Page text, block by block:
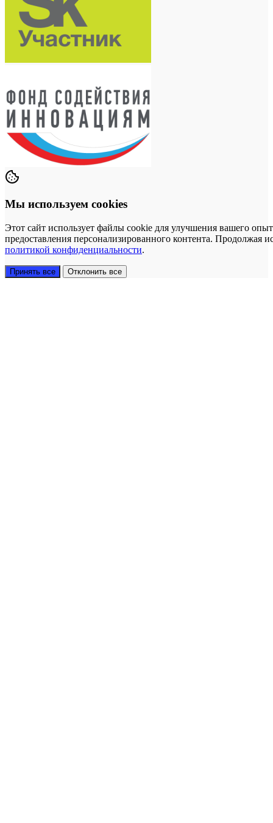
Мы используем cookies
Этот сайт использует файлы cookie для улучшения вашего
предоставления персонализированного контента. Продолжая
политикой конфиденциальности.
Принять все Отклонить все